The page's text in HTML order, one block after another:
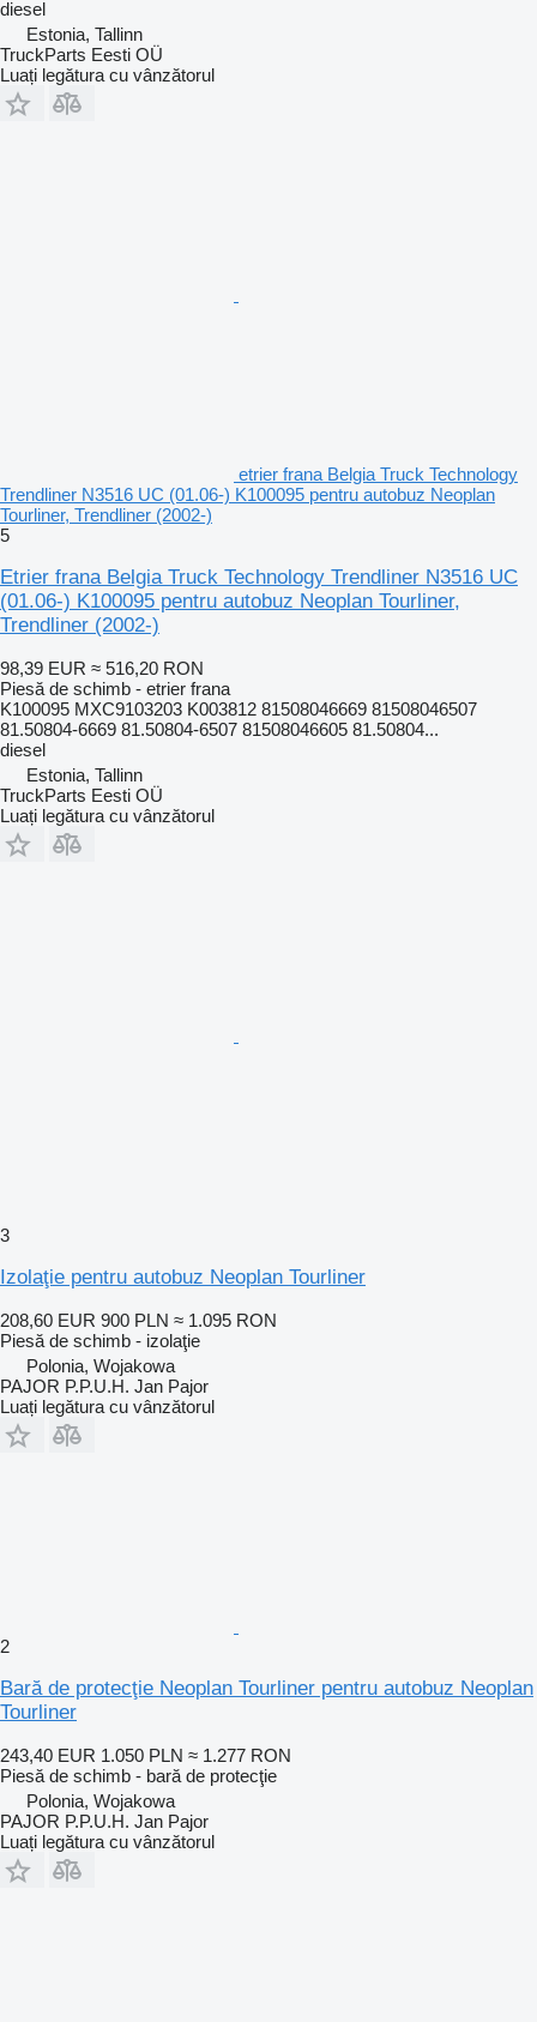
diesel
Estonia, Tallinn
TruckParts Eesti OÜ
Luați legătura cu vânzătorul
etrier frana Belgia Truck Technology
Trendliner N3516 UC (01.06-) K100095 pentru autobuz Neoplan
Tourliner, Trendliner (2002-)
5
Etrier frana Belgia Truck Technology Trendliner N3516 UC
(01.06-) K100095 pentru autobuz Neoplan Tourliner,
Trendliner (2002-)
98,39 EUR ≈ 516,20 RON
Piesă de schimb - etrier frana
K100095 MXC9103203 K003812 81508046669 81508046507
81.50804-6669 81.50804-6507 81508046605 81.50804...
diesel
Estonia, Tallinn
TruckParts Eesti OÜ
Luați legătura cu vânzătorul
3
Izolaţie pentru autobuz Neoplan Tourliner
208,60 EUR 900 PLN ≈ 1.095 RON
Piesă de schimb - izolaţie
Polonia, Wojakowa
PAJOR P.P.U.H. Jan Pajor
Luați legătura cu vânzătorul
2
Bară de protecţie Neoplan Tourliner pentru autobuz Neoplan
Tourliner
243,40 EUR 1.050 PLN ≈ 1.277 RON
Piesă de schimb - bară de protecţie
Polonia, Wojakowa
PAJOR P.P.U.H. Jan Pajor
Luați legătura cu vânzătorul